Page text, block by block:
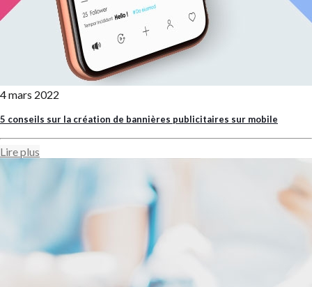
4 mars 2022
5 conseils sur la création de bannières publicitaires sur mobile
Lire plus